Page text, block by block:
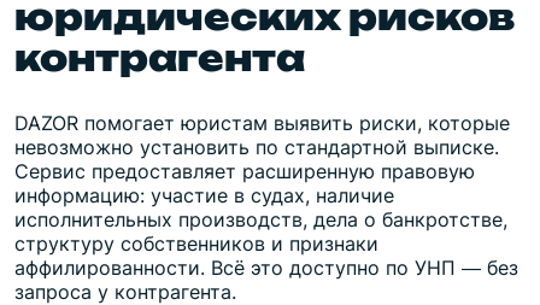
юридических рисков
контрагента
DAZOR помогает юристам выявить риски, которые
невозможно установить по стандартной выписке.
Сервис предоставляет расширенную правовую
информацию: участие в судах, наличие
исполнительных производств, дела о банкротстве,
структуру собственников и признаки
аффилированности. Всё это доступно по УНП — без
запроса у контрагента.